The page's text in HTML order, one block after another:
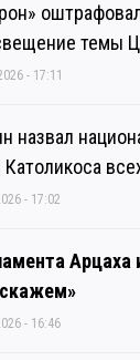
темы
- 17:11
назвал
- 17:02
Арцаха
- 16:46